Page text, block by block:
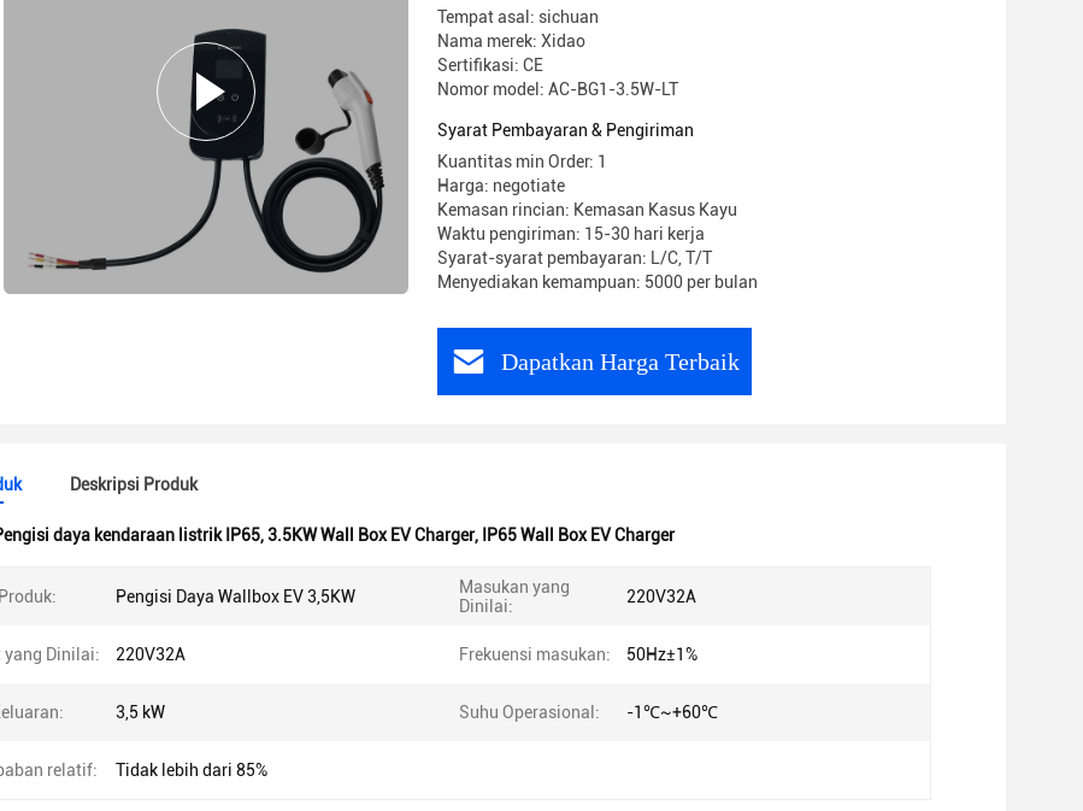
Tempat asal: sichuan
Nama merek: Xidao
Sertifikasi: CE
Nomor model: AC-BG1-3.5W-LT
Syarat Pembayaran & Pengiriman
Kuantitas min Order: 1
Harga: negotiate
Kemasan rincian: Kemasan Kasus Kayu
Waktu pengiriman: 15-30 hari kerja
Syarat-syarat pembayaran: L/C, T/T
Menyediakan kemampuan: 5000 per bulan
Dapatkan Harga Terbaik
Deskripsi Produk
daya kendaraan listrik IP65,3.5KW Wall Box EV Charger, IP65 Wall Box EV Charger
Pengisi Daya Wallbox EV 3,5KW
Masukan yang
Dinilai:
220V32A
yang Dinilai: 220V32A Frekuensi masukan: 50Hz±1%
3,5 kW Suhu Operasional: -1℃~+60℃
relatif: Tidak lebih dari 85%